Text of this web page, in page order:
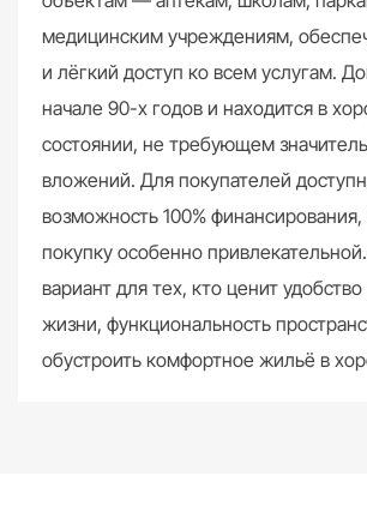
медицинским учреждениям,
и лёгкий доступ ко всем услугам.
начале 90-х годов и находится в
состоянии, не требующем
вложений. Для покупателей
возможность 100% финансирования,
покупку особенно
вариант для тех, кто ценит
жизни, функциональность
обустроить комфортное жильё в